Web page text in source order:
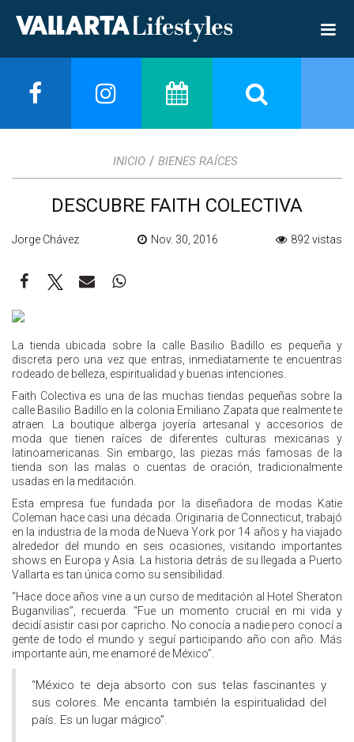
INICIO / BIENES RAÍCES
DESCUBRE FAITH COLECTIVA
Jorge Chávez Nov. 30, 2016 892 vistas
La tienda ubicada sobre la calle Basilio Badillo es pequeña y
discreta pero una vez que entras, inmediatamente te encuentras
rodeado de belleza, espiritualidad y buenas intenciones.
Faith Colectiva es una de las muchas tiendas pequeñas sobre la
calle Basilio Badillo en la colonia Emiliano Zapata que realmente te
atraen. La boutique alberga joyería artesanal y accesorios de
moda que tienen raíces de diferentes culturas mexicanas y
latinoamericanas. Sin embargo, las piezas más famosas de la
tienda son las malas o cuentas de oración, tradicionalmente
usadas en la meditación.
Esta empresa fue fundada por la diseñadora de modas Katie
Coleman hace casi una década. Originaria de Connecticut, trabajó
en la industria de la moda de Nueva York por 14 años y ha viajado
alrededor del mundo en seis ocasiones, visitando importantes
shows en Europa y Asia. La historia detrás de su llegada a Puerto
Vallarta es tan única como su sensibilidad.
“Hace doce años vine a un curso de meditación al Hotel Sheraton
Buganvilias”, recuerda. “Fue un momento crucial en mi vida y
decidí asistir casi por capricho. No conocía a nadie pero conocí a
gente de todo el mundo y seguí participando año con año. Más
importante aún, me enamoré de México”.
“México te deja absorto con sus telas fascinantes y
sus colores. Me encanta también la espiritualidad del
país. Es un lugar mágico”.